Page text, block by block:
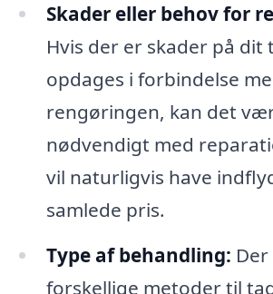
Skader eller behov for
Hvis der er skader på dit
opdages i forbindelse
rengøringen, kan det
nødvendigt med
vil naturligvis have
samlede pris.
Type af behandling:
forskellige metoder til